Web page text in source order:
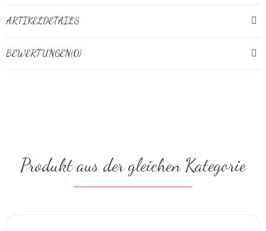
ARTIKELDETAILS
BEWERTUNGEN(0)
Produkt aus der gleichen Kategorie